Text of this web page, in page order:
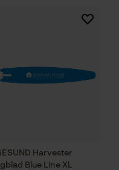
Harvester
Blue Line XL